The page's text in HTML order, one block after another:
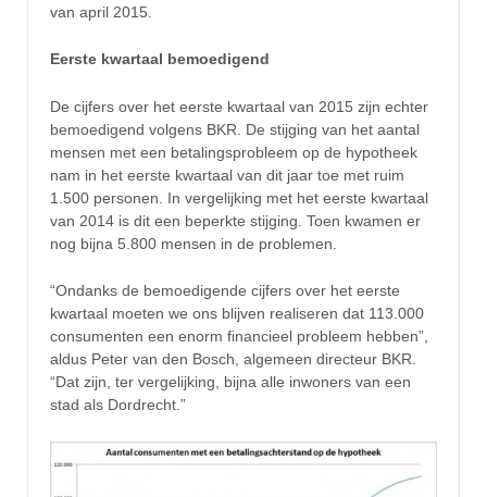
van april 2015.
Eerste kwartaal bemoedigend
De cijfers over het eerste kwartaal van 2015 zijn echter
bemoedigend volgens BKR. De stijging van het aantal
mensen met een betalingsprobleem op de hypotheek
nam in het eerste kwartaal van dit jaar toe met ruim
1.500 personen. In vergelijking met het eerste kwartaal
van 2014 is dit een beperkte stijging. Toen kwamen er
nog bijna 5.800 mensen in de problemen.
“Ondanks de bemoedigende cijfers over het eerste
kwartaal moeten we ons blijven realiseren dat 113.000
consumenten een enorm financieel probleem hebben”,
aldus Peter van den Bosch, algemeen directeur BKR.
“Dat zijn, ter vergelijking, bijna alle inwoners van een
stad als Dordrecht.”